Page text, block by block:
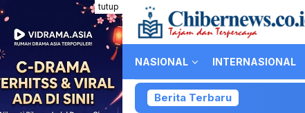
Loncat
ke
konten
tutup
NASIONAL INTERNASIONAL
Berita Terbaru